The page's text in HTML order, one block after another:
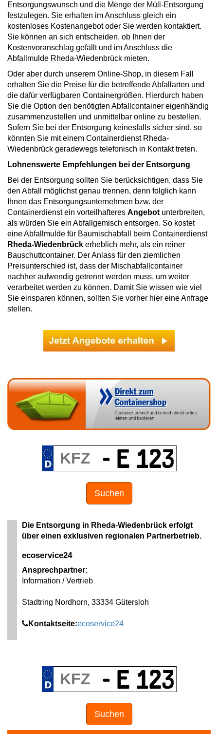
Entsorgungswunsch und die Menge der Müll-Entsorgung
festzulegen. Sie erhalten im Anschluss gleich ein
kostenloses Kostenangebot oder Sie werden kontaktiert.
Sie können an sich entscheiden, ob Ihnen der
Kostenvoranschlag gefällt und im Anschluss die
Abfallmulde Rheda-Wiedenbrück mieten.
Oder aber durch unserem Online-Shop, in diesem Fall
erhalten Sie die Preise für die betreffende Abfallarten und
die dafür verfügbaren Containergrößen. Hierdurch haben
Sie die Option den benötigten Abfallcontainer eigenhändig
zusammenzustellen und unmittelbar online zu bestellen.
Sofern Sie bei der Entsorgung keinesfalls sicher sind, so
könnten Sie mit einem Containerdienst Rheda-
Wiedenbrück geradewegs telefonisch in Kontakt treten.
Lohnenswerte Empfehlungen bei der Entsorgung
Bei der Entsorgung sollten Sie berücksichtigen, dass Sie
den Abfall möglichst genau trennen, denn folglich kann
Ihnen das Entsorgungsunternehmen bzw. der
Containerdienst ein vorteilhafteres Angebot unterbreiten,
als würden Sie ein Abfallgemisch entsorgen. So kostet
eine Abfallmulde für Baumischabfall beim Containerdienst
Rheda-Wiedenbrück erheblich mehr, als ein reiner
Bauschuttcontainer. Der Anlass für den ziemlichen
Preisunterschied ist, dass der Mischabfallcontainer
nachher aufwendig getrennt werden muss, um weiter
verarbeitet werden zu können. Damit Sie wissen wie viel
Sie einsparen können, sollten Sie vorher hier eine Anfrage
stellen.
Suchen
Die Entsorgung in Rheda-Wiedenbrück erfolgt
über einen exklusiven regionalen Partnerbetrieb.
ecoservice24
Ansprechpartner:
Information / Vertrieb
Stadtring Nordhorn, 33334 Gütersloh
Kontaktseite:ecoservice24
Suchen